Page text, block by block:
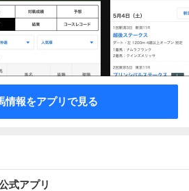
情報をアプリで見る
式アプリ